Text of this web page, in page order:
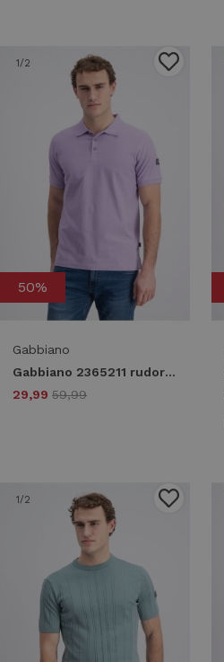
1/2
50%
Gabbiano
Gabbiano 2365211 rudor Poloshirts 2341 lavender sky
29,99 59,99
1/2